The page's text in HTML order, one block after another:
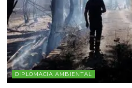
DIPLOMACIA AMBIENTAL